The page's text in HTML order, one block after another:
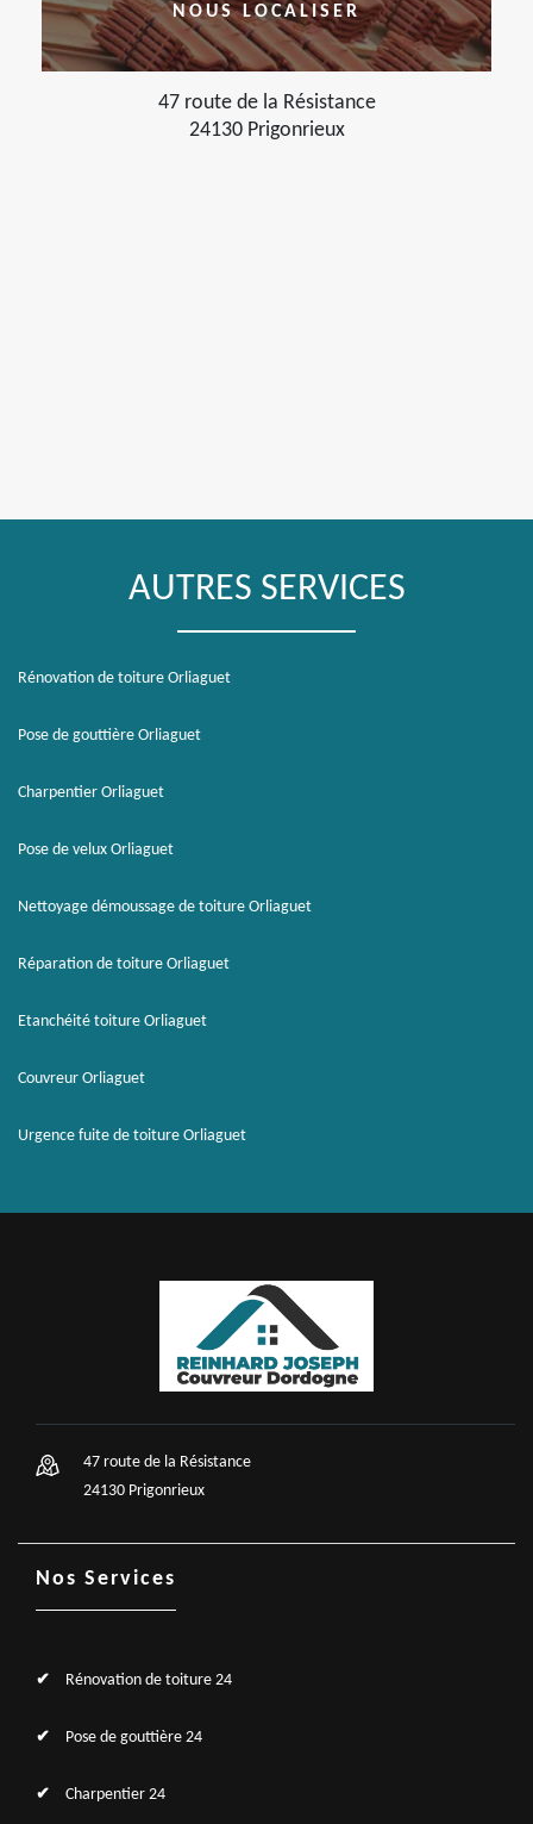
NOUS LOCALISER
47 route de la Résistance
24130 Prigonrieux
AUTRES SERVICES
Rénovation de toiture Orliaguet
Pose de gouttière Orliaguet
Charpentier Orliaguet
Pose de velux Orliaguet
Nettoyage démoussage de toiture Orliaguet
Réparation de toiture Orliaguet
Etanchéité toiture Orliaguet
Couvreur Orliaguet
Urgence fuite de toiture Orliaguet
47 route de la Résistance
24130 Prigonrieux
Nos Services
Rénovation de toiture 24
Pose de gouttière 24
Charpentier 24